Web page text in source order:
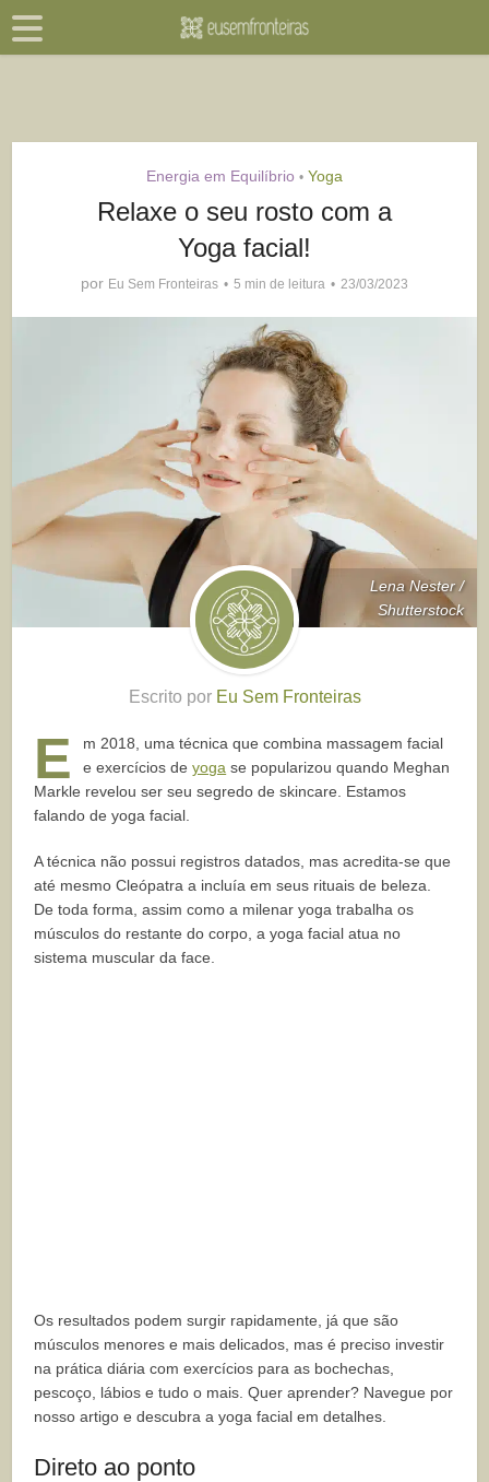
Energia em Equilíbrio • Yoga
Relaxe o seu rosto com a
Yoga facial!
por Eu Sem Fronteiras 5 min de leitura 23/03/2023
Lena Nester /
Shutterstock
Escrito por Eu Sem Fronteiras
E
m 2018, uma técnica que combina massagem facial
e exercícios deyoga se popularizou quando Meghan
Markle revelou ser seu segredo de skincare. Estamos
falando de yoga facial.
A técnica não possui registros datados, mas acredita-se que
até mesmo Cleópatra a incluía em seus rituais de beleza.
De toda forma, assim como a milenar yoga trabalha os
músculos do restante do corpo, a yoga facial atua no
sistema muscular da face.
Os resultados podem surgir rapidamente, já que são
músculos menores e mais delicados, mas é preciso investir
na prática diária com exercícios para as bochechas,
pescoço, lábios e tudo o mais. Quer aprender? Navegue por
nosso artigo e descubra a yoga facial em detalhes.
Direto ao ponto